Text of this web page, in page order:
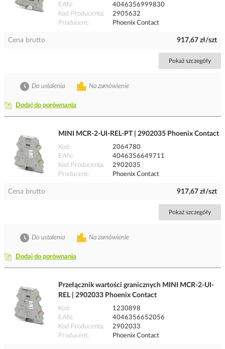
EAN
4046356999830
Kod Producenta
2905632
Producent
Phoenix Contact
Cena brutto 917,67 zł/szt
Pokaż szczegóły
Dodaj do porównania
Na zamówienie
Do ustalenia
MINI MCR-2-UI-REL-PT | 2902035 Phoenix Contact
Kod
2064780
EAN
4046356649711
Kod Producenta
2902035
Producent
Phoenix Contact
Cena brutto 917,67 zł/szt
Pokaż szczegóły
Dodaj do porównania
Na zamówienie
Do ustalenia
Przełącznik wartości granicznych MINI MCR-2-UI-
REL | 2902033 Phoenix Contact
Kod
1230898
EAN
4046356652056
Kod Producenta
2902033
Producent
Phoenix Contact